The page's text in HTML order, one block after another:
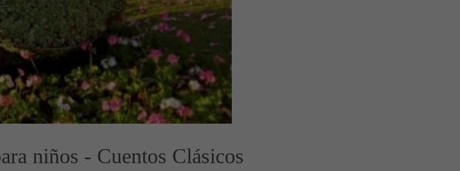
niños - Cuentos Clásicos